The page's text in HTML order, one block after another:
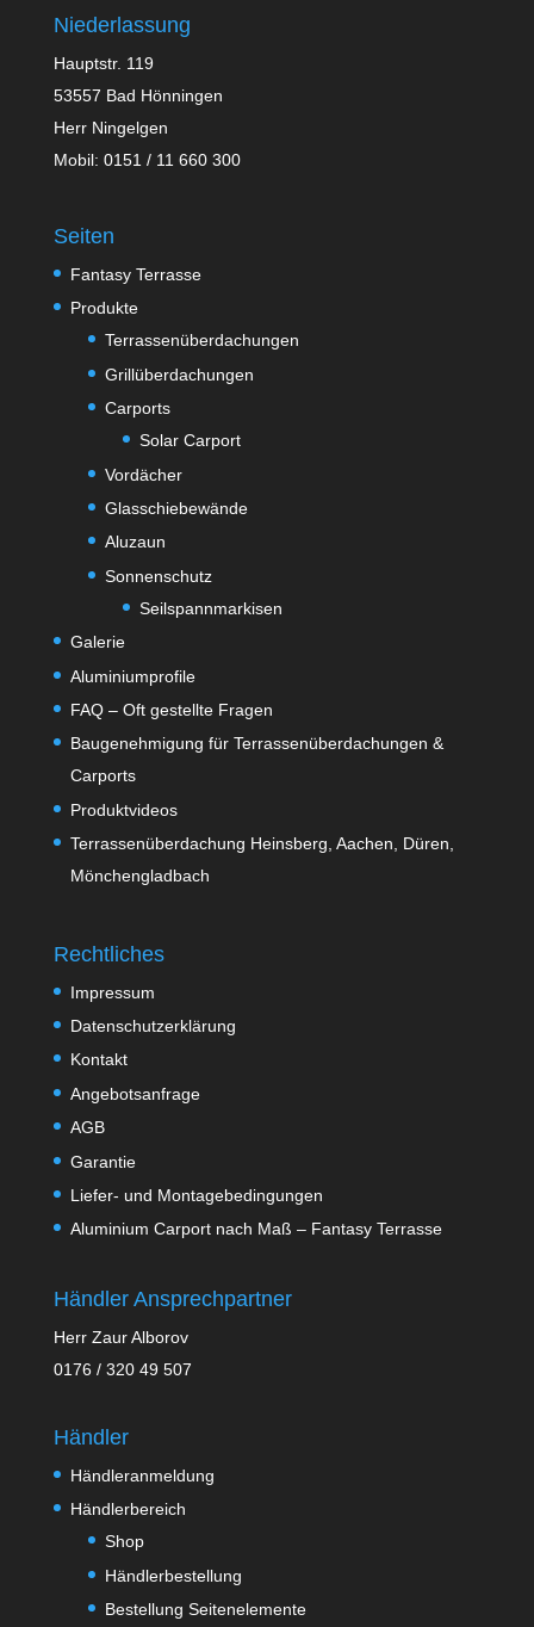
Niederlassung
Hauptstr. 119
53557 Bad Hönningen
Herr Ningelgen
Mobil: 0151 / 11 660 300
Seiten
Fantasy Terrasse
Produkte
Terrassenüberdachungen
Grillüberdachungen
Carports
Solar Carport
Vordächer
Glasschiebewände
Aluzaun
Sonnenschutz
Seilspannmarkisen
Galerie
Aluminiumprofile
FAQ – Oft gestellte Fragen
Baugenehmigung für Terrassenüberdachungen &
Carports
Produktvideos
Terrassenüberdachung Heinsberg, Aachen, Düren,
Mönchengladbach
Rechtliches
Impressum
Datenschutzerklärung
Kontakt
Angebotsanfrage
AGB
Garantie
Liefer- und Montagebedingungen
Aluminium Carport nach Maß – Fantasy Terrasse
Händler Ansprechpartner
Herr Zaur Alborov
0176 / 320 49 507
Händler
Händleranmeldung
Händlerbereich
Shop
Händlerbestellung
Bestellung Seitenelemente